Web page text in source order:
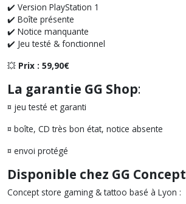
✔️ Version PlayStation 1
✔️ Boîte présente
✔️ Notice manquante
✔️ Jeu testé & fonctionnel
💥 Prix : 59,90€
La garantie GG Shop:
¤ jeu testé et garanti
¤ boîte, CD très bon état, notice absente
¤ envoi protégé
Disponible chez GG Concept
Concept store gaming & tattoo basé à Lyon :